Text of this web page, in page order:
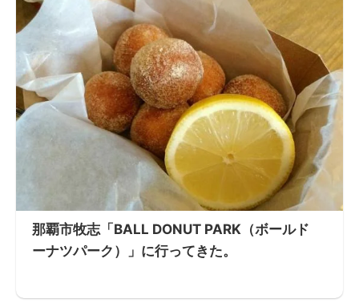
那覇市牧志「BALL DONUT PARK（ボールド
ーナツパーク）」に行ってきた。